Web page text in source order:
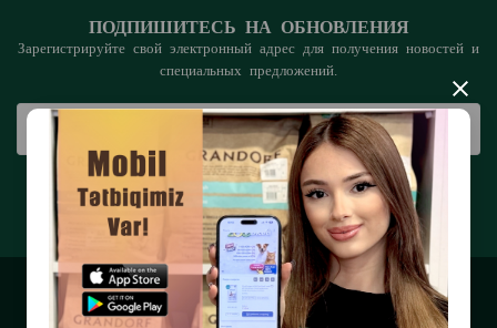
×
домашних животных с помощью научных
инноваций и питания.
С помощью Petline Natural Animal Nutrition® ,
которая представляет собой запатентованную
технологию и содержит уникальные и
полезные пищевые добавки, добавленные в
состав продукта, мы делаем еду вашего
питомца полезной и уникальной и предлагаем
ее владельцам домашних животных и нашему
очаровательному другу.
ПОДПИШИТЕСЬ НА ОБНОВЛЕНИЯ
Зарегистрируйте свой электронный адрес для получения новостей и
специальных предложений.
ПОДПИСАТЬСЯ